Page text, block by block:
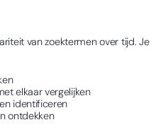
van zoektermen over tijd. Je
elkaar vergelijken
identificeren
ontdekken